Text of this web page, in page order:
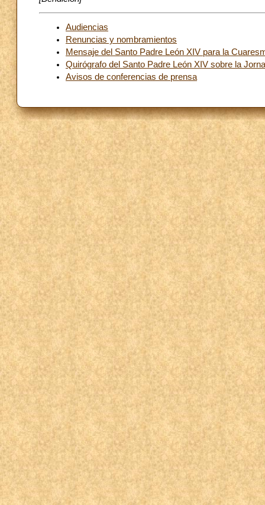
Audiencias
Renuncias y nombramientos
Mensaje del Santo Padre León XIV para la
Quirógrafo del Santo Padre León XIV sobre la
Avisos de conferencias de prensa